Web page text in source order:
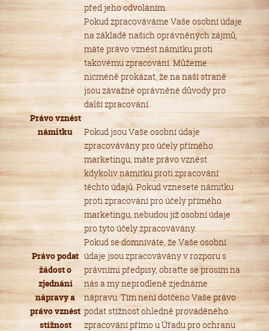
před jeho odvoláním.
Právo vznést
námitku
Pokud zpracováváme Vaše osobní údaje
na základě našich oprávněných zájmů,
máte právo vznést námitku proti
takovému zpracování. Můžeme
nicméně prokázat, že na naší straně
jsou závažné oprávněné důvody pro
další zpracování.
Pokud jsou Vaše osobní údaje
zpracovávány pro účely přímého
marketingu, máte právo vznést
kdykoliv námitku proti zpracování
těchto údajů. Pokud vznesete námitku
proti zpracování pro účely přímého
marketingu, nebudou již osobní údaje
pro tyto účely zpracovávány.
Právo podat
žádost o
zjednání
nápravy a
právo vznést
stížnost
Pokud se domníváte, že Vaše osobní
údaje jsou zpracovávány v rozporu s
právními předpisy, obraťte se prosím na
nás a my neprodleně zjednáme
nápravu. Tím není dotčeno Vaše právo
podat stížnost ohledně prováděného
zpracování přímo u Úřadu pro ochranu